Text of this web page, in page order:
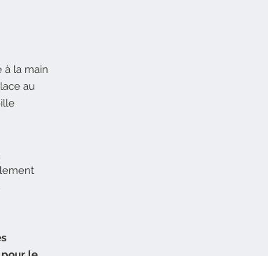
à la main
au